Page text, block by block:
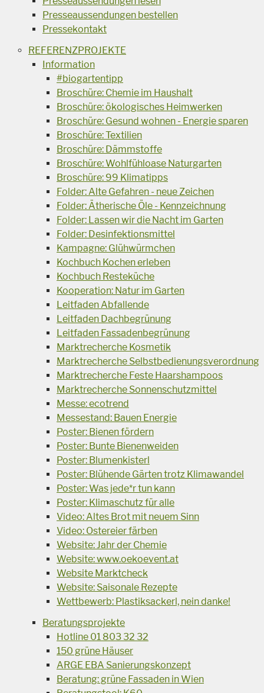
Presseaussendungen bestellen
Pressekontakt
REFERENZPROJEKTE
Information
#biogartentipp
Broschüre: Chemie im Haushalt
Broschüre: ökologisches Heimwerken
Broschüre: Gesund wohnen - Energie sparen
Broschüre: Textilien
Broschüre: Dämmstoffe
Broschüre: Wohlfühloase Naturgarten
Broschüre: 99 Klimatipps
Folder: Alte Gefahren - neue Zeichen
Folder: Ätherische Öle - Kennzeichnung
Folder: Lassen wir die Nacht im Garten
Folder: Desinfektionsmittel
Kampagne: Glühwürmchen
Kochbuch Kochen erleben
Kochbuch Resteküche
Kooperation: Natur im Garten
Leitfaden Abfallende
Leitfaden Dachbegrünung
Leitfaden Fassadenbegrünung
Marktrecherche Kosmetik
Marktrecherche Selbstbedienungsverordnung
Marktrecherche Feste Haarshampoos
Marktrecherche Sonnenschutzmittel
Messe: ecotrend
Messestand: Bauen Energie
Poster: Bienen fördern
Poster: Bunte Bienenweiden
Poster: Blumenkisterl
Poster: Blühende Gärten trotz Klimawandel
Poster: Was jede*r tun kann
Poster: Klimaschutz für alle
Video: Altes Brot mit neuem Sinn
Video: Ostereier färben
Website: Jahr der Chemie
Website: www.oekoevent.at
Website Marktcheck
Website: Saisonale Rezepte
Wettbewerb: Plastiksackerl, nein danke!
Beratungsprojekte
Hotline 01 803 32 32
150 grüne Häuser
ARGE EBA Sanierungskonzept
Beratung: grüne Fassaden in Wien